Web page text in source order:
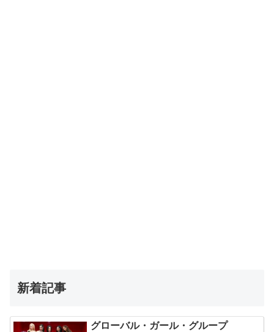
新着記事
グローバル・ガール・グループ